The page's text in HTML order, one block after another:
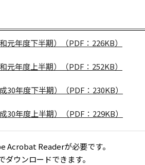
年度下半期）（PDF：226KB）
年度上半期）（PDF：252KB）
年度下半期）（PDF：230KB）
年度上半期）（PDF：229KB）
Acrobat Readerが必要です。
ウンロードできます。